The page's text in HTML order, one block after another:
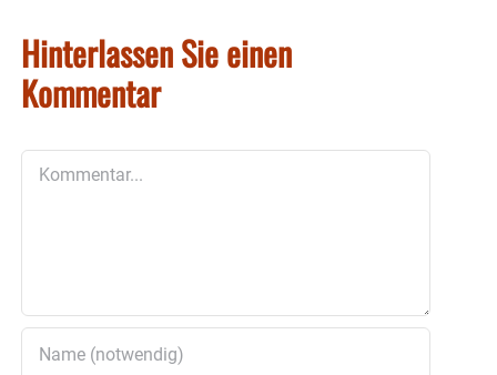
Hinterlassen Sie einen
Kommentar